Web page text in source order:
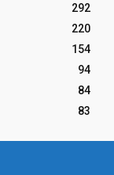
292
220
154
94
84
83